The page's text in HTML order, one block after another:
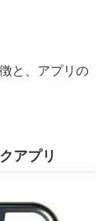
と、アプリの
アプリ